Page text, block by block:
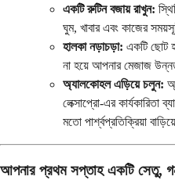
একটি রুটিন বজায় রাখুন:
ঘুম, খাবার এবং কাজের
হালকা নড়াচড়া: একটি ছোট
না হয়ে আপনার মেজাজ
অ্যালকোহল এড়িয়ে চলুন:
লেক্সাপ্রো-এর কার্যকারিতা
মতো পার্শ্বপ্রতিক্রিয়া
আপনার প্রথম সপ্তাহ একটি সেতু,